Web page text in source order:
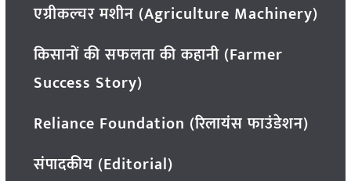
एग्रीकल्चर मशीन (Agriculture Machinery)
किसानों की सफलता की कहानी (Farmer
Success Story)
Reliance Foundation (रिलायंस फाउंडेशन)
संपादकीय (Editorial)